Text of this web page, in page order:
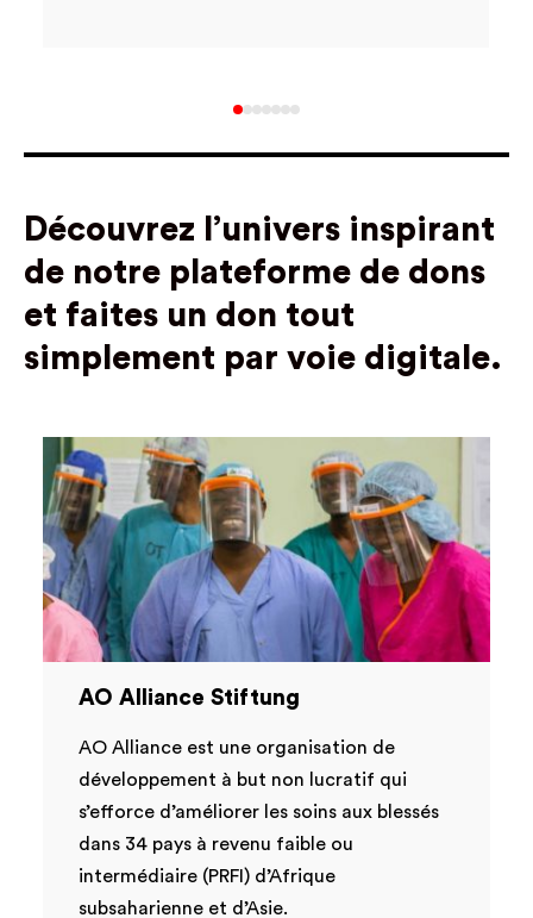
Découvrez l’univers inspirant
de notre plateforme de dons
et faites un don tout
simplement par voie digitale.
AO Alliance Stiftung
AO Alliance est une organisation de
développement à but non lucratif qui
s’efforce d’améliorer les soins aux blessés
dans 34 pays à revenu faible ou
intermédiaire (PRFI) d’Afrique
subsaharienne et d’Asie.